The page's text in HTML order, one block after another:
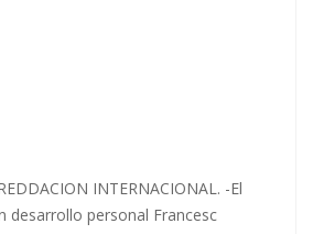
INTERNACIONAL. -El
desarrollo personal Francesc